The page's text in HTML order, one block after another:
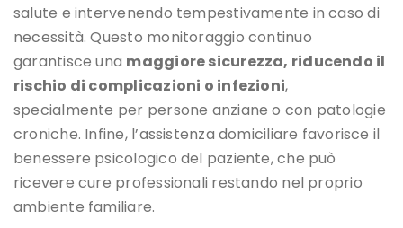
salute e intervenendo tempestivamente in caso di
necessità. Questo monitoraggio continuo
garantisce una maggiore sicurezza, riducendo il
rischio di complicazioni o infezioni,
specialmente per persone anziane o con patologie
croniche. Infine, l’assistenza domiciliare favorisce il
benessere psicologico del paziente, che può
ricevere cure professionali restando nel proprio
ambiente familiare.